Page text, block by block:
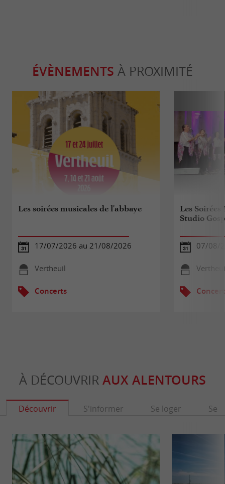
ÉVÈNEMENTS À PROXIMITÉ
Les soirées musicales de l'abbaye
17/07/2026 au 21/08/2026
Vertheuil
Concerts
Les
Studio
07/08/
À DÉCOUVRIR AUX ALENTOURS
Découvrir S'informer Se loger Se